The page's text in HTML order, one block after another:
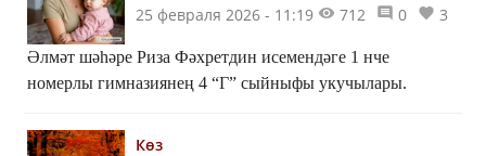
25 февраля 2026 - 11:19 712 0 3
Әлмәт шәһәре Риза Фәхретдин исемендәге 1 нче
номерлы гимназиянең 4 “Г” сыйныфы укучылары.
Көз